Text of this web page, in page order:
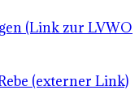
(Link zur LVWO
(externer Link)